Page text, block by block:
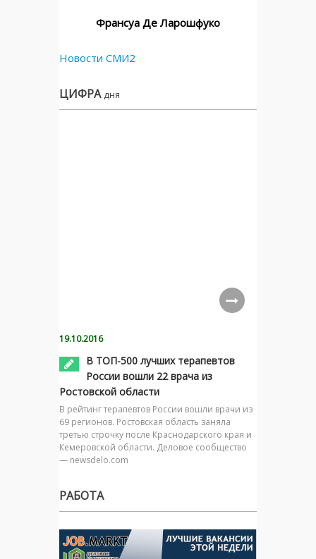
Франсуа Де Ларошфуко
Новости СМИ2
ЦИФРА дня
19.10.2016
В ТОП-500 лучших терапевтов
России вошли 22 врача из
Ростовской области
В рейтинг терапевтов России вошли врачи из
69 регионов. Ростовская область заняла
третью строчку после Краснодарского края и
Кемеровской области. Деловое сообщество
— newsdelo.com
РАБОТА